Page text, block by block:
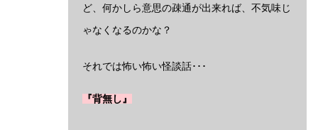
ど、何かしら意思の疎通が出来れば、不気味じ
ゃなくなるのかな？
それでは怖い怖い怪談話･･･
『背無し』